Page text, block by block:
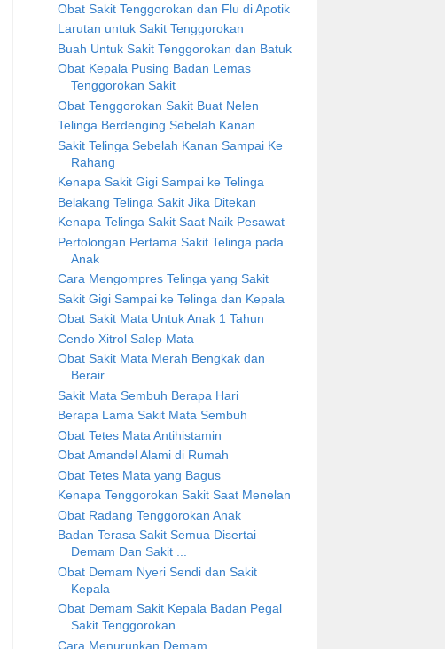
Obat Sakit Tenggorokan dan Flu di Apotik
Larutan untuk Sakit Tenggorokan
Buah Untuk Sakit Tenggorokan dan Batuk
Obat Kepala Pusing Badan Lemas
Tenggorokan Sakit
Obat Tenggorokan Sakit Buat Nelen
Telinga Berdenging Sebelah Kanan
Sakit Telinga Sebelah Kanan Sampai Ke
Rahang
Kenapa Sakit Gigi Sampai ke Telinga
Belakang Telinga Sakit Jika Ditekan
Kenapa Telinga Sakit Saat Naik Pesawat
Pertolongan Pertama Sakit Telinga pada
Anak
Cara Mengompres Telinga yang Sakit
Sakit Gigi Sampai ke Telinga dan Kepala
Obat Sakit Mata Untuk Anak 1 Tahun
Cendo Xitrol Salep Mata
Obat Sakit Mata Merah Bengkak dan
Berair
Sakit Mata Sembuh Berapa Hari
Berapa Lama Sakit Mata Sembuh
Obat Tetes Mata Antihistamin
Obat Amandel Alami di Rumah
Obat Tetes Mata yang Bagus
Kenapa Tenggorokan Sakit Saat Menelan
Obat Radang Tenggorokan Anak
Badan Terasa Sakit Semua Disertai
Demam Dan Sakit ...
Obat Demam Nyeri Sendi dan Sakit
Kepala
Obat Demam Sakit Kepala Badan Pegal
Sakit Tenggorokan
Cara Menurunkan Demam